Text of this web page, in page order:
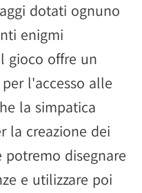
dotati ognuno
enigmi
gioco offre un
l'accesso alle
la simpatica
la creazione dei
disegnare
e utilizzare poi